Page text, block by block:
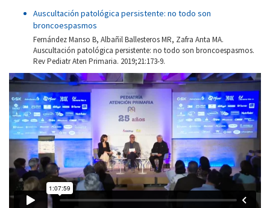
Auscultación patológica persistente: no todo son
broncoespasmos
Fernández Manso B, Albañil Ballesteros MR, Zafra Anta MA.
Auscultación patológica persistente: no todo son broncoespasmos.
Rev Pediatr Aten Primaria. 2019;21:173-9.